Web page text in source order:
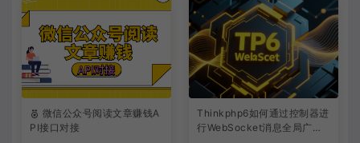
微信公众号阅读文章赚钱A
PI接口对接
Thinkphp6如何通过控制器进
行WebSocket消息全局广播